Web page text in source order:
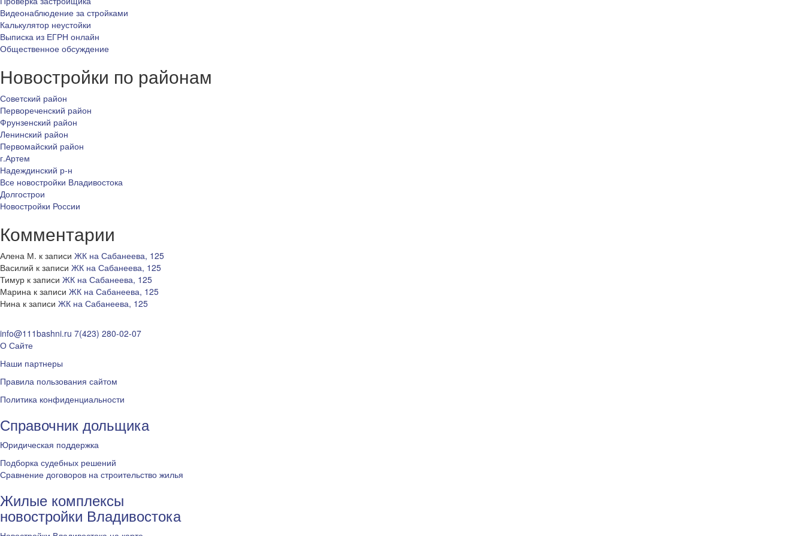
Видеонаблюдение за стройками
Калькулятор неустойки
Выписка из ЕГРН онлайн
Общественное обсуждение
Новостройки по районам
Советский район
Первореченский район
Фрунзенский район
Ленинский район
Первомайский район
г.Артем
Надеждинский р-н
Все новостройки Владивостока
Долгострои
Новостройки России
Комментарии
Алена М. к записи ЖК на Сабанеева, 125
Василий к записи ЖК на Сабанеева, 125
Тимур к записи ЖК на Сабанеева, 125
Марина к записи ЖК на Сабанеева, 125
Нина к записи ЖК на Сабанеева, 125
info@111bashni.ru 7(423) 280-02-07
О Сайте
Наши партнеры
Правила пользования сайтом
Политика конфиденциальности
Справочник дольщика
Юридическая поддержка
Подборка судебных решений
Сравнение договоров на строительство жилья
Жилые комплексы
новостройки Владивостока